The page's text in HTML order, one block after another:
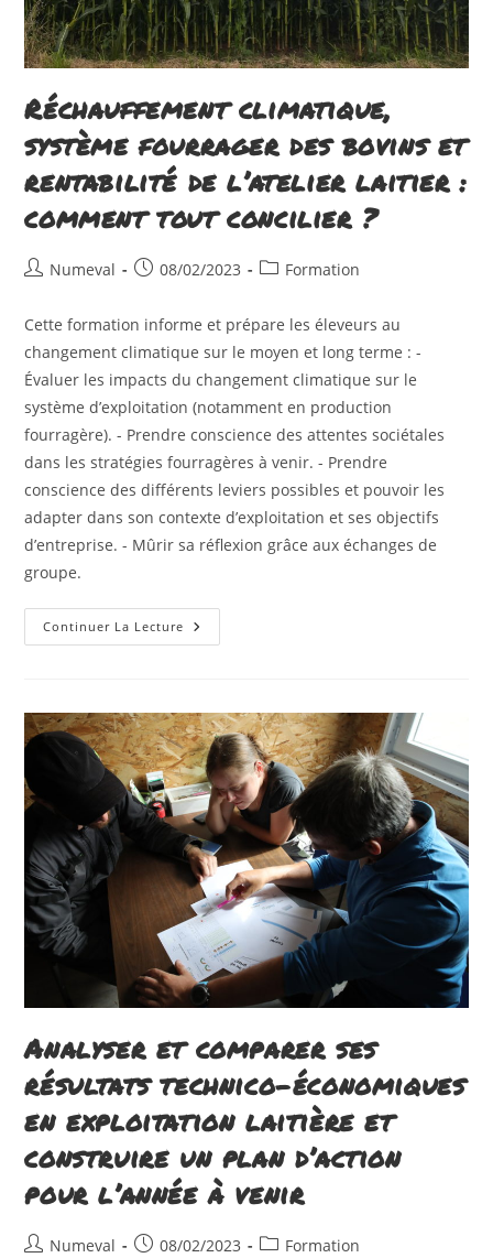
Réchauffement climatique,
système fourrager des bovins et
rentabilité de l’atelier laitier :
comment tout concilier ?
Auteur/autrice
publication :
Numeval
Publication
08/02/2023
PostFormation
Cette formation informe et prépare les éleveurs au
changement climatique sur le moyen et long terme : -
Évaluer les impacts du changement climatique sur le
système d’exploitation (notamment en production
fourragère). - Prendre conscience des attentes sociétales
dans les stratégies fourragères à venir. - Prendre
conscience des différents leviers possibles et pouvoir les
adapter dans son contexte d’exploitation et ses objectifs
d’entreprise. - Mûrir sa réflexion grâce aux échanges de
groupe.
Continuer La Lecture Réchauffement
Climatique,
Et
Rentabilité
De
L’atelier
Laitier
:
Comment
Tout
Concilier
?
Analyser et comparer ses
résultats technico-économiques
en exploitation laitière et
construire un plan d’action
pour l’année à venir
Auteur/autrice
Numeval
Publication
08/02/2023
PostFormation